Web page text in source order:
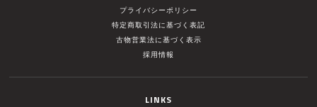
プライバシーポリシー
特定商取引法に基づく表記
古物営業法に基づく表示
採用情報
LINKS